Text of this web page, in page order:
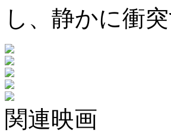
し、静かに
関連映画